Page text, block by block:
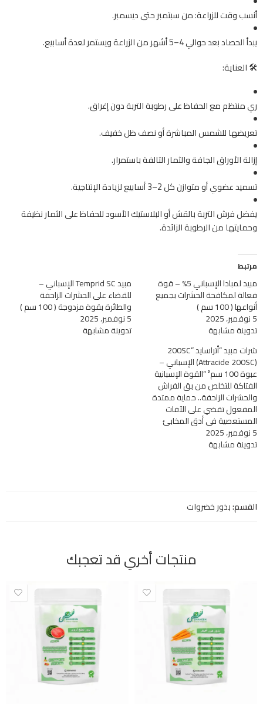
أنسب وقت للزراعة: من سبتمبر حتى ديسمبر.
يبدأ الحصاد بعد حوالي 4–5 أشهر من الزراعة ويستمر لعدة أسابيع.
🛠️ العناية:
ري منتظم مع الحفاظ على رطوبة التربة دون إغراق.
تعريضها للشمس المباشرة أو نصف ظل خفيف.
إزالة الأوراق الجافة والثمار التالفة باستمرار.
تسميد عضوي أو متوازن كل 2–3 أسابيع لزيادة الإنتاجية.
يفضل فرش التربة بالقش أو البلاستيك الأسود للحفاظ على الثمار نظيفة
وحمايتها من الرطوبة الزائدة.
مرتبط
مبيد لمبادا الإسباني 5% – قوة
فعالة لمكافحة الحشرات بجميع
أنواعها ( 100 سم )
5 نوفمبر، 2025
تدوينة مشابهة
مبيد Temprid SC الإسباني –
للقضاء على الحشرات الزاحفة
والطائرة بقوة مزدوجة ( 100 سم )
5 نوفمبر، 2025
تدوينة مشابهة
شرات مبيد “أتراسايد 200SC”
(Attracide 200SC) الإسباني –
عبوة 100 سم³ “القوة الإسبانية
الفتاكة للتخلص من بق الفراش
والحشرات الزاحفة.. حماية ممتدة
المفعول تقضي على الآفات
المستعصية في أدق المخابئ
5 نوفمبر، 2025
تدوينة مشابهة
القسم:بذور خضروات
منتجات أخري قد تعجبك